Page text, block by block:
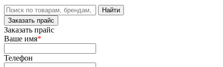
Заказать прайс
Заказать прайс
Ваше имя*
Телефон